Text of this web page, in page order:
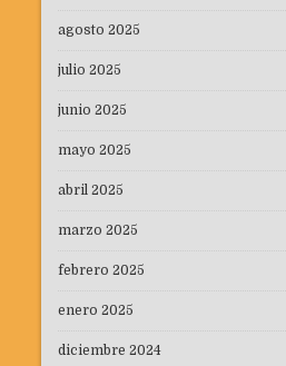
agosto 2025
julio 2025
junio 2025
mayo 2025
abril 2025
marzo 2025
febrero 2025
enero 2025
diciembre 2024